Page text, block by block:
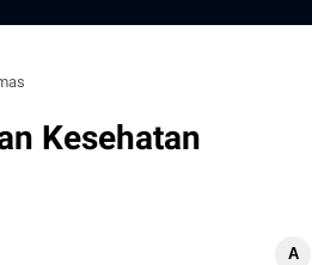
Kesehatan
A